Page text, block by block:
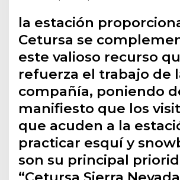
la estación
Cetursa se
este valioso recurso
refuerza el trabajo de
compañía, poniendo
manifiesto que los
que acuden a la
practicar esquí y
son su principal